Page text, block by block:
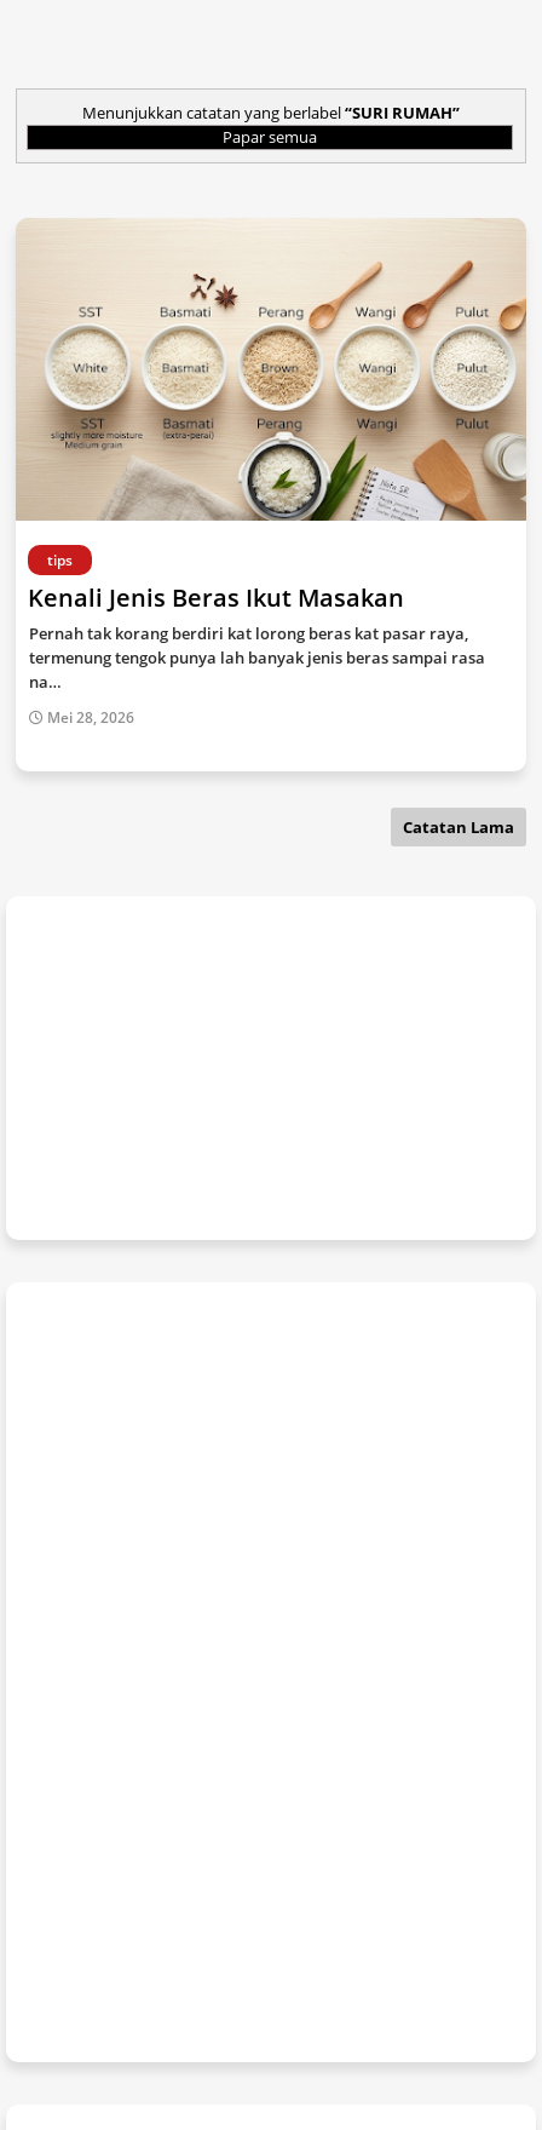
Menunjukkan catatan yang berlabel SURI RUMAH
Papar semua
tips
Kenali Jenis Beras Ikut Masakan
Pernah tak korang berdiri kat lorong beras kat pasar raya,
termenung tengok punya lah banyak jenis beras sampai rasa
na…
Mei 28, 2026
Catatan Lama